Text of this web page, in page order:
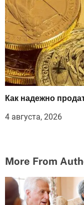
Как надежно
4 августа, 2026
More From